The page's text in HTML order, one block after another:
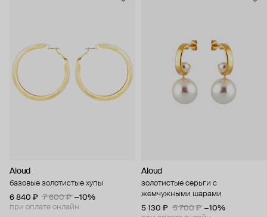
Aloud
базовые золотистые хупы
6 840 ₽
7 600 ₽ −10%
при оплате онлайн
Aloud
золотистые серьги с
жемчужными шарами
5 130 ₽
5 700 ₽ −10%